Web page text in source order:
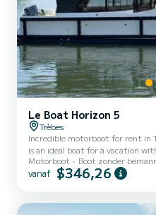
Le Boat Horizon 5
Trèbes
Incredible motorboot for rent in
is an ideal boat for a vacation with family
cabins with all comfort and a
length of 15 meters, it will be
Motorboot Boot zonder
vanaf $346,26